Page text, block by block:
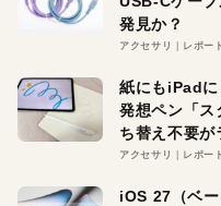
発見か？
アクセサリ レポート
紙にもiPad
発想ペン「ス
ち替え不要が
アクセサリ レポート
iOS 27（ベ